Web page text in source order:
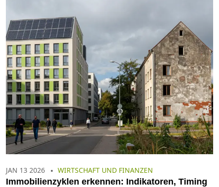
JAN 13 2026 WIRTSCHAFT UND FINANZEN
Immobilienzyklen erkennen: Indikatoren, Timing